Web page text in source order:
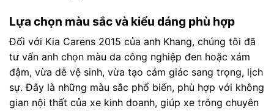
Lựa chọn màu sắc và kiểu dáng phù hợp
Đối với Kia Carens 2015 của anh Khang, chúng tôi đã
tư vấn anh chọn màu da công nghiệp đen hoặc xám
đậm, vừa dễ vệ sinh, vừa tạo cảm giác sang trọng, lịch
sự. Đây là những màu sắc phổ biến, phù hợp với không
gian nội thất của xe kinh doanh, giúp xe trông chuyên